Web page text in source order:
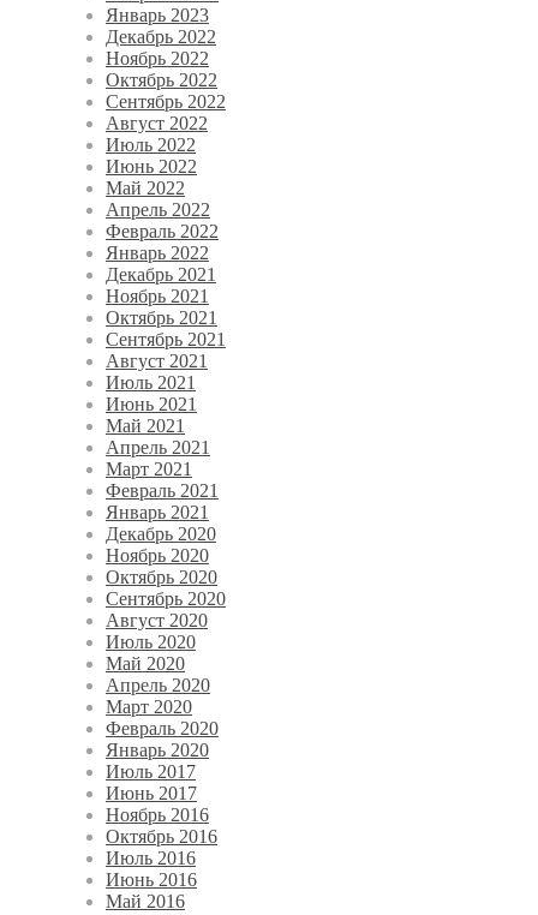
Январь 2023
Декабрь 2022
Ноябрь 2022
Октябрь 2022
Сентябрь 2022
Август 2022
Июль 2022
Июнь 2022
Май 2022
Апрель 2022
Февраль 2022
Январь 2022
Декабрь 2021
Ноябрь 2021
Октябрь 2021
Сентябрь 2021
Август 2021
Июль 2021
Июнь 2021
Май 2021
Апрель 2021
Март 2021
Февраль 2021
Январь 2021
Декабрь 2020
Ноябрь 2020
Октябрь 2020
Сентябрь 2020
Август 2020
Июль 2020
Май 2020
Апрель 2020
Март 2020
Февраль 2020
Январь 2020
Июль 2017
Июнь 2017
Ноябрь 2016
Октябрь 2016
Июль 2016
Июнь 2016
Май 2016